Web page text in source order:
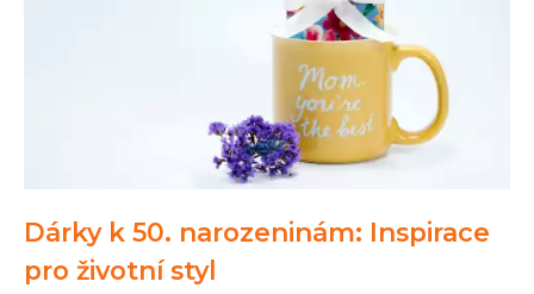
Dárky k 50. narozeninám: Inspirace
pro životní styl